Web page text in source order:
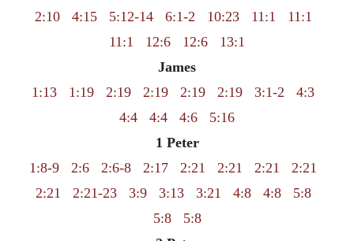
2:10
4:15 5:12-14 6:1-2 10:23 11:1
11:1
11:1
12:6 12:6
13:1
James
1:13
1:19 2:19 2:19 2:19 2:19 3:1-2
4:3
4:4
4:4 4:6
5:16
1 Peter
1:8-9
2:6 2:6-8 2:17 2:21 2:21 2:21
2:21
2:21
2:21-23 3:9 3:13 3:21 4:8 4:8
5:8
5:8
5:8